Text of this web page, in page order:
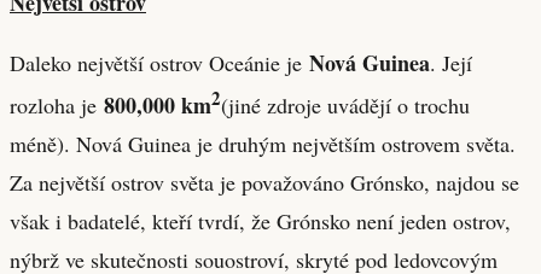
Daleko největší ostrov Oceánie je Nová Guinea. Její
rozloha je 800,000 km2(jiné zdroje uvádějí o trochu
méně). Nová Guinea je druhým největším ostrovem světa.
Za největší ostrov světa je považováno Grónsko, najdou se
však i badatelé, kteří tvrdí, že Grónsko není jeden ostrov,
nýbrž ve skutečnosti souostroví, skryté pod ledovcovým